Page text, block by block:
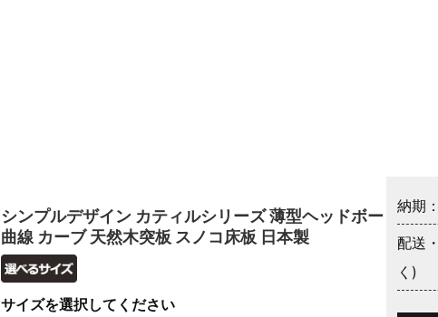
シンプルデザイン カティルシリーズ 薄型ヘッドボード
曲線 カーブ 天然木突板 スノコ床板 日本製
サイズを選択してください
納期
配送
く)